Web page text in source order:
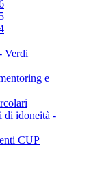
Verdi
e
di idoneità -
CUP